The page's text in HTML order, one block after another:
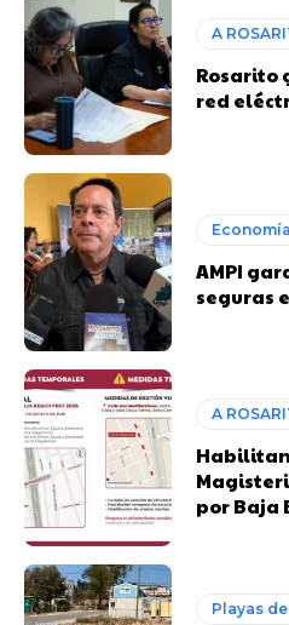
A
Rosarito
red
Economía
AMPI
seguras
A
Habilitan
por Baja
Playas